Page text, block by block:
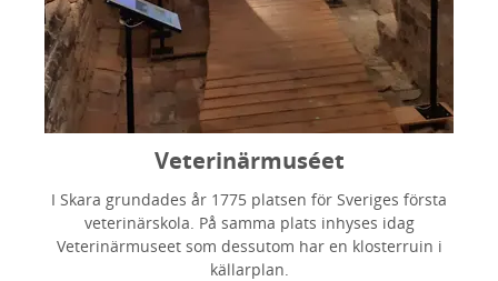
Veterinärmuséet
I Skara grundades år 1775 platsen för Sveriges första
veterinärskola. På samma plats inhyses idag
Veterinärmuseet som dessutom har en klosterruin i
källarplan.